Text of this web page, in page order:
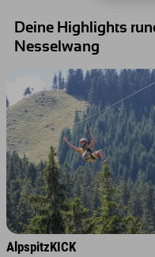
Deine Highlights
Nesselwang
AlpspitzKICK